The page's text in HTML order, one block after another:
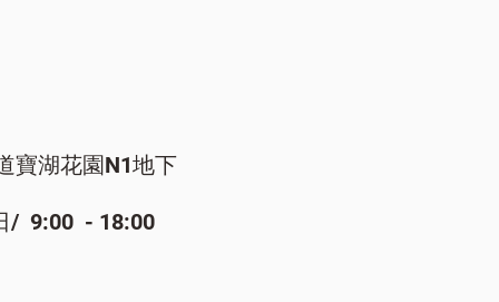
寶湖花園N1地下
/ 9:00 - 18:00​